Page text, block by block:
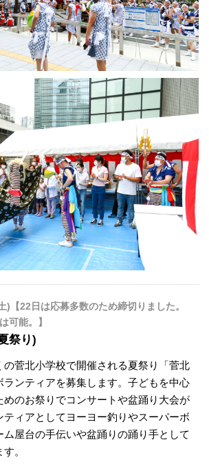
)【22日は応募多数のため締切りました。
可能。】
祭り)
の菅北小学校で開催される夏祭り「菅北
ランティアを募集します。子どもを中心
めのお祭りでコンサートや盆踊り大会が
ィアとしてヨーヨー釣りやスーパーボ
ム屋台の手伝いや盆踊りの踊り手として
。